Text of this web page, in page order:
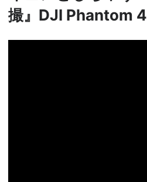
撮』DJI Phantom